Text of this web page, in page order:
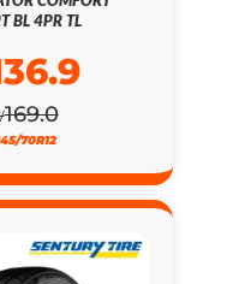
BL 4PR TL
169.0
70R12